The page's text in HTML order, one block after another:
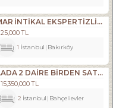
HER TÜRLÜ TAPU İMAR İNTİKAL EKSPERTİZLİK VE KENTSEL DÖNÜŞÜM DANIŞMANLIK HİZMETLERİ
25,000 TL
1 İstanbul Bakırköy
BAHÇELİEVLER YAYLADA 2 DAİRE BİRDEN SATILIKTIR.
15,350,000 TL
2 İstanbul Bahçelievler